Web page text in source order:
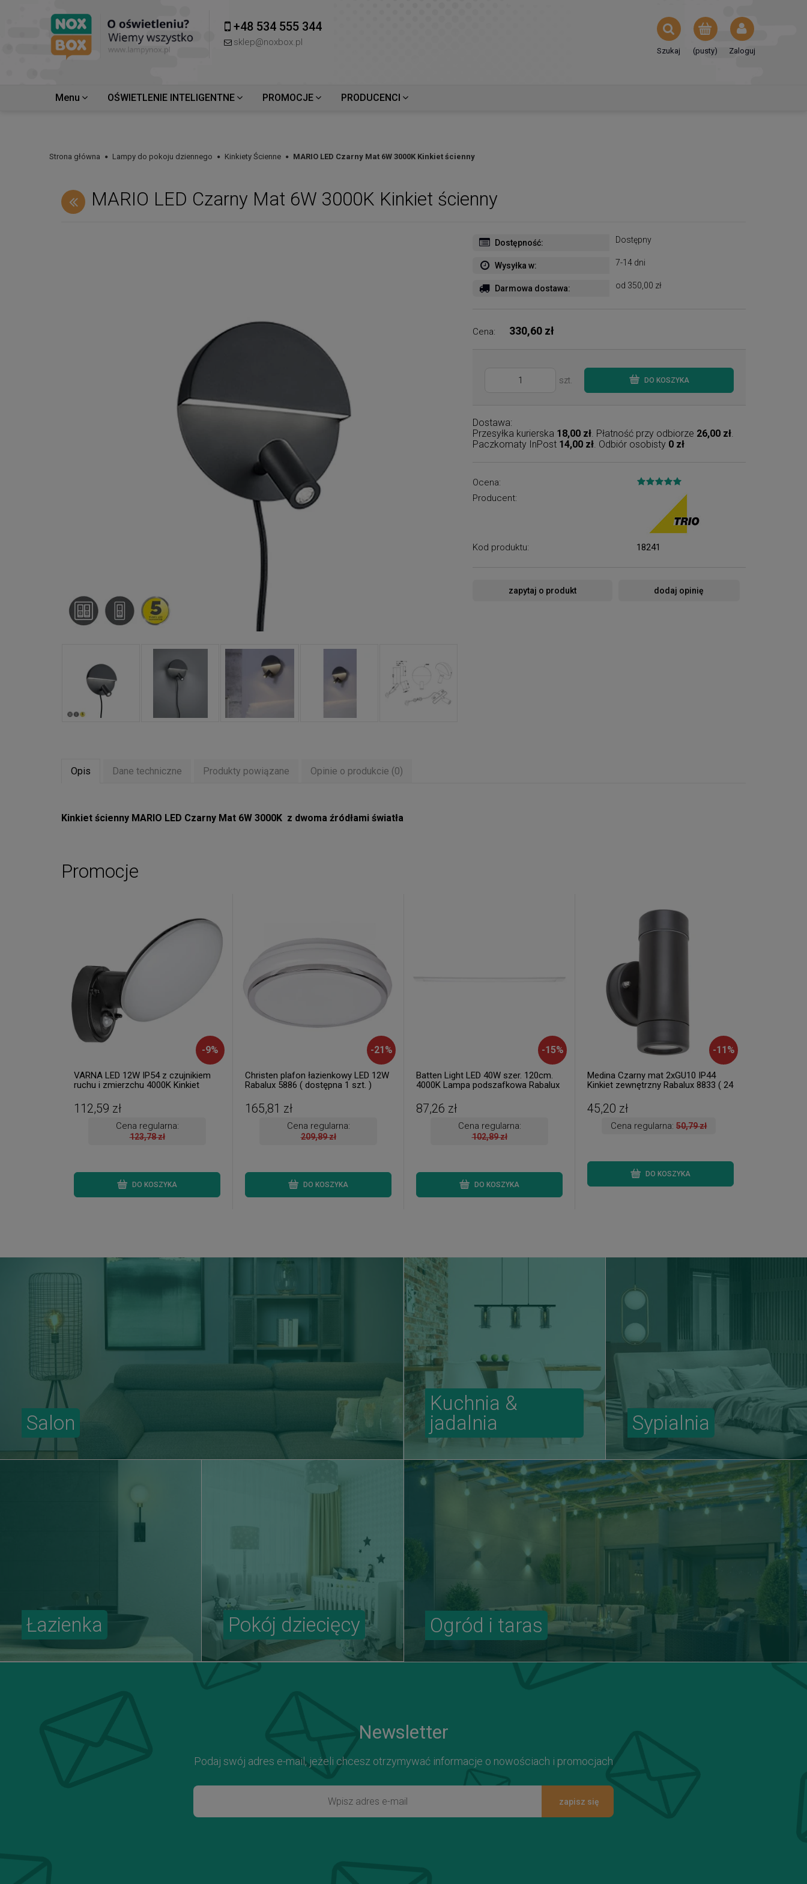
+48 534 555 344
sklep@noxbox.pl
(pusty) Zaloguj
Szukaj
Menu OŚWIETLENIE INTELIGENTNE PROMOCJE PRODUCENCI
Strona główna Lampy do pokoju dziennego Kinkiety Ścienne MARIO LED Czarny Mat 6W 3000K Kinkiet ścienny
MARIO LED Czarny Mat 6W 3000K Kinkiet ścienny
Dostępność: Dostępny
Wysyłka w: 7-14 dni
Darmowa dostawa: od 350,00 zł
Cena: 330,60 zł
szt. DO KOSZYKA
Dostawa:
Przesyłka kurierska 18,00 zł. Płatność przy odbiorze 26,00 zł.
Paczkomaty InPost 14,00 zł. Odbiór osobisty 0 zł
Ocena:
Producent:
Kod produktu: 18241
zapytaj o produkt dodaj opinię
Opis Dane techniczne Produkty powiązane Opinie o produkcie (0)
Kinkiet ścienny MARIO LED Czarny Mat 6W 3000K z dwoma źródłami światła
Promocje
-9%
VARNA LED 12W IP54 z czujnikiem
ruchu i zmierzchu 4000K Kinkiet
Wysyłka 24 h. )
112,59 zł
Cena regularna:
123,78 zł
DO KOSZYKA
-21 %
Christen plafon łazienkowy LED 12W
Rabalux 5886 ( dostępna 1 szt. )
165,81 zł
Cena regularna:
209,89 zł
DO KOSZYKA
-15%
Batten Light LED 40W szer. 120cm.
4000K Lampa podszafkowa Rabalux
Wysyłka 24 h. )
87,26 zł
Cena regularna:
102,89 zł
DO KOSZYKA
-11 %
Medina Czarny mat 2xGU10 IP44
Kinkiet zewnętrzny Rabalux 8833 ( 24
45,20 zł
Cena regularna:50,79 zł
DO KOSZYKA
Salon
Kuchnia &
jadalnia
Sypialnia
Ogród i taras
Łazienka Pokój dziecięcy
Newsletter
Podaj swój adres e-mail, jeżeli chcesz otrzymywać informacje o nowościach i promocjach
zapisz się